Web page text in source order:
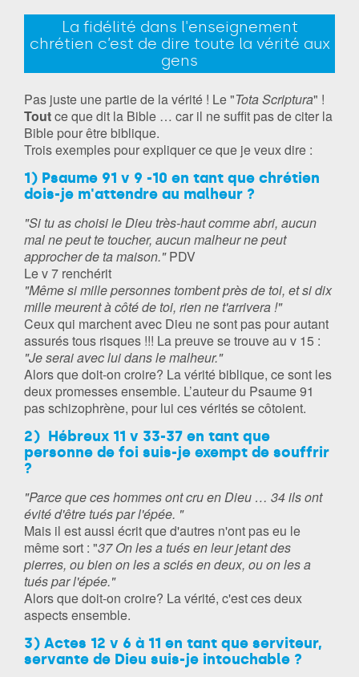
La fidélité dans l'enseignement
chrétien c’est de dire toute la vérité aux
gens
Pas juste une partie de la vérité ! Le "Tota Scriptura" !
Toutce que dit la Bible … car il ne suffit pas de citer la
Bible pour être biblique.
Trois exemples pour expliquer ce que je veux dire :
1) Psaume 91 v 9 -10 en tant que chrétien
dois-je m'attendre au malheur ?
"Si tu as choisi le Dieu très-haut comme abri, aucun
mal ne peut te toucher, aucun malheur ne peut
approcher de ta maison."PDV
Le v 7 renchérit
"Même si mille personnes tombent près de toi, et si dix
mille meurent à côté de toi, rien ne t'arrivera !"
Ceux qui marchent avec Dieu ne sont pas pour autant
assurés tous risques !!! La preuve se trouve au v 15 :
"Je serai avec lui dans le malheur."
Alors que doit-on croire? La vérité biblique, ce sont les
deux promesses ensemble. L’auteur du Psaume 91
pas schizophrène, pour lui ces vérités se côtoient.
2) Hébreux 11 v 33-37 en tant que
personne de foi suis-je exempt de souffrir
?
"Parce que ces hommes ont cru en Dieu … 34 ils ont
évité d'être tués par l'épée. "
Mais il est aussi écrit que d'autres n'ont pas eu le
même sort : "37 On les a tués en leur jetant des
pierres, ou bien on les a sciés en deux, ou on les a
tués par l'épée."
Alors que doit-on croire? La vérité, c'est ces deux
aspects ensemble.
3) Actes 12 v 6 à 11 en tant que serviteur,
servante de Dieu suis-je intouchable ?